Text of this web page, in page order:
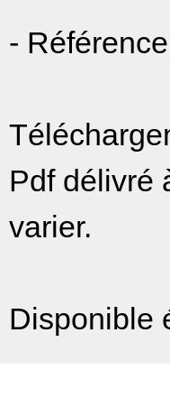
-
Pdf délivré
varier.
Disponible